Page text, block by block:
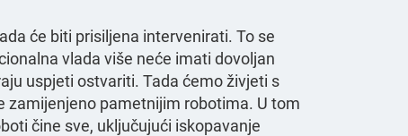
će biti prisiljena intervenirati. To se
vlada više neće imati dovoljan
uspjeti ostvariti. Tada ćemo živjeti s
zamijenjeno pametnijim robotima. U tom
čine sve, uključujući iskopavanje